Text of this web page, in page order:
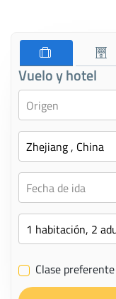
Vuelo y hotel
✔ Clase preferente